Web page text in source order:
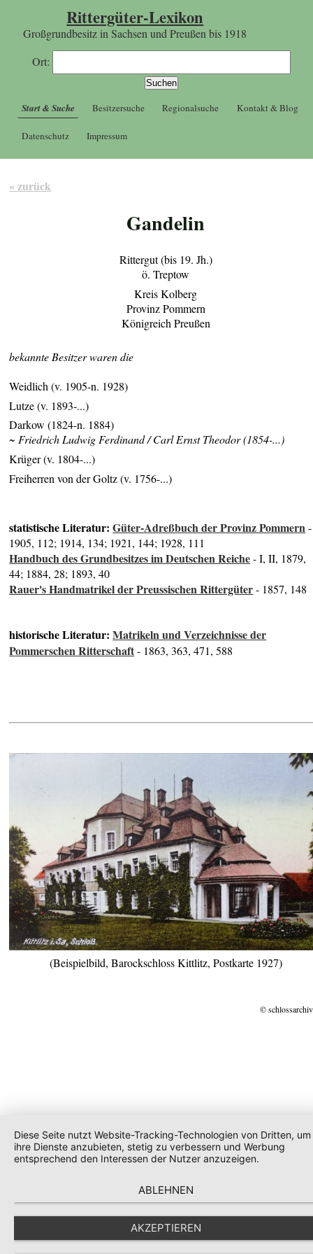
Rittergüter-Lexikon
Großgrundbesitz in Sachsen und Preußen bis 1918
Ort:
Start & Suche Besitzersuche Regionalsuche Kontakt & Blog
Datenschutz Impressum
« zurück
Gandelin
Rittergut (bis 19. Jh.)
ö. Treptow
Kreis Kolberg
Provinz Pommern
Königreich Preußen
bekannte Besitzer waren die
Weidlich (v. 1905-n. 1928)
Lutze (v. 1893-...)
Darkow (1824-n. 1884)
~ Friedrich Ludwig Ferdinand / Carl Ernst Theodor (1854-...)
Krüger (v. 1804-...)
Freiherren von der Goltz (v. 1756-...)
statistische Literatur:Güter-Adreßbuch der Provinz Pommern-
1905, 112; 1914, 134; 1921, 144; 1928, 111
Handbuch des Grundbesitzes im Deutschen Reiche- I, II, 1879,
44; 1884, 28; 1893, 40
Rauer's Handmatrikel der Preussischen Rittergüter- 1857, 148
historische Literatur:Matrikeln und Verzeichnisse der
Pommerschen Ritterschaft- 1863, 363, 471, 588
(Beispielbild, Barockschloss Kittlitz, Postkarte 1927)
©
Diese Seite nutzt Website-Tracking-Technologien von Dritten, um
ihre Dienste anzubieten, stetig zu verbessern und Werbung
entsprechend den Interessen der Nutzer anzuzeigen.
ABLEHNEN
AKZEPTIEREN